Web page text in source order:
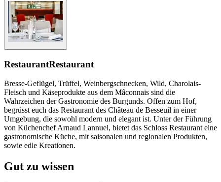
RestaurantRestaurant
Bresse-Geflügel, Trüffel, Weinbergschnecken, Wild, Charolais-
Fleisch und Käseprodukte aus dem Mâconnais sind die
Wahrzeichen der Gastronomie des Burgunds. Offen zum Hof,
begrüsst euch das Restaurant des Château de Besseuil in einer
Umgebung, die sowohl modern und elegant ist. Unter der Führung
von Küchenchef Arnaud Lannuel, bietet das Schloss Restaurant eine
gastronomische Küche, mit saisonalen und regionalen Produkten,
sowie edle Kreationen.
Gut zu wissen